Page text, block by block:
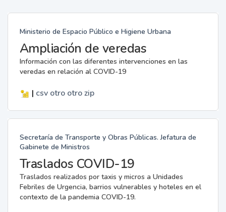
Ministerio de Espacio Público e Higiene Urbana
Ampliación de veredas
Información con las diferentes intervenciones en las
veredas en relación al COVID-19
| csv otro otro zip
Secretaría de Transporte y Obras Públicas. Jefatura de
Gabinete de Ministros
Traslados COVID-19
Traslados realizados por taxis y micros a Unidades
Febriles de Urgencia, barrios vulnerables y hoteles en el
contexto de la pandemia COVID-19.